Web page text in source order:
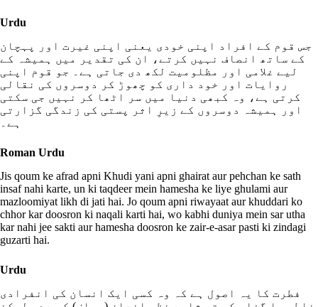
Urdu
جس قوم کے افراد اپنی خودی یعنی اپنی غیرت اور پہچان
کے ساتھ انصاف نہیں کرتے، ان کی تقدیر میں ہمیشہ کے
لیے غلامی اور مظلومیت لکھ دی جاتی ہے۔ جو قوم اپنی
روایات اور خود داری کو چھوڑ کر دوسروں کی نقالی
کرتی ہے، وہ کبھی دنیا میں سر اٹھا کر نہیں جی سکتی
اور ہمیشہ دوسروں کے زیرِ اثر پستی کی زندگی گزارتی
ہے۔
Roman Urdu
Jis qoum ke afrad apni Khudi yani apni ghairat aur pehchan ke sath
insaf nahi karte, un ki taqdeer mein hamesha ke liye ghulami aur
mazloomiyat likh di jati hai. Jo qoum apni riwayaat aur khuddari ko
chhor kar doosron ki naqali karti hai, wo kabhi duniya mein sar utha
kar nahi jee sakti aur hamesha doosron ke zair-e-asar pasti ki zindagi
guzarti hai.
Urdu
فطرت کا یہ اصول ہے کہ وہ کسی ایک انسان کی انفرادی